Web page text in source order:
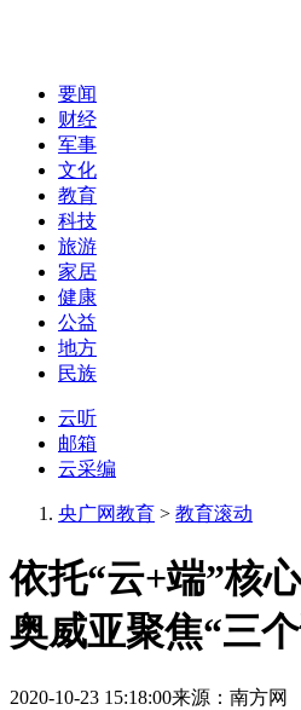
要闻
财经
军事
文化
教育
科技
旅游
家居
健康
公益
地方
民族
云听
邮箱
云采编
央广网教育 > 教育滚动
依托“云+端”核
奥威亚聚焦“三
2020-10-23 15:18:00来源：南方网